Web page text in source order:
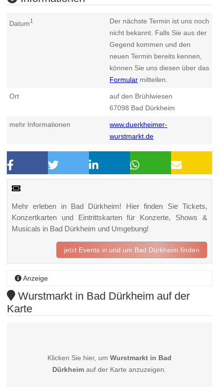
Datum1
Der nächste Termin ist uns noch
nicht bekannt. Falls Sie aus der
Gegend kommen und den
neuen Termin bereits kennen,
können Sie uns diesen über das
Formular mitteilen.
Ort
auf den Brühlwiesen
67098 Bad Dürkheim
mehr Informationen
www.duerkheimer-
wurstmarkt.de
Mehr erleben in Bad Dürkheim! Hier finden Sie Tickets,
Konzertkarten und Eintrittskarten für Konzerte, Shows &
Musicals in Bad Dürkheim und Umgebung!
jetzt Events in und um Bad Dürkheim finden
Anzeige
Wurstmarkt in Bad Dürkheim auf der
Karte
Klicken Sie hier, um Wurstmarkt in Bad
Dürkheim auf der Karte anzuzeigen.